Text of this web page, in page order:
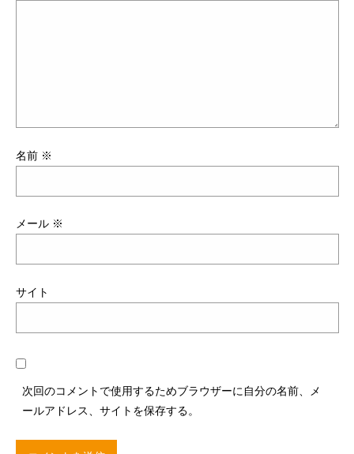
名前 ※
メール ※
サイト
次回のコメントで使用するためブラウザーに自分の名前、メ
ールアドレス、サイトを保存する。